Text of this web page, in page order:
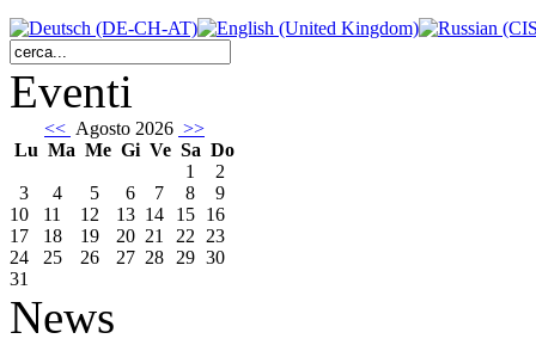
Eventi
<< Agosto 2026 >>
Lu Ma Me Gi Ve Sa Do
1
2
3
4 5 6 7 8
9
10
11 12 13 14 15 16
17
18 19 20 21 22 23
24
25 26 27 28 29 30
31
News